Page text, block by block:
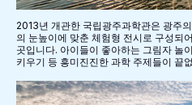
2013년 개관한 국립광주과학관은 광주
의 눈높이에 맞춘 체험형 전시로 구성되
곳입니다. 아이들이 좋아하는 그림자 놀
키우기 등 흥미진진한 과학 주제들이 끝